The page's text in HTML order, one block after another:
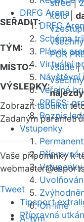
DRFG Arena
DRFG
Schéma
Plánek
Virtuální
Návštěvní
Veřejné
PRESS:
Rozpis
Vstupenky
Přípravná
Vstupenky
On-line
A-tým
střed|
SEŘADIT:
kolo|
TÝM:
všechny
POR
MÍSTO:
všude|
VÝSLEDKY:
všechny
nájezdy
Zobrazittabulku
Zadaným
Vaše připomínky k
webmaster
Tweet
Tipsport
Přípravná